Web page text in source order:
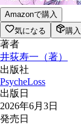
Amazonで購入
気になる
購
著者
井荻寿一 （著）
出版社
PsycheLoss
出版日
2026年6月3日
発売日